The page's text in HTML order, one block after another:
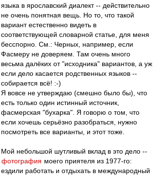
языка в ярославский диалект -- действительно
не очень понятная вещь. Но то, что такой
вариант естественно видеть в
соответствующей словарной статье, для меня
бесспорно. См.: Черных, например, если
Фасмеру не доверяем. Там очень много
весьма далёких от "исходника" вариантов, а уж
если дело касается родственных языков --
собирается всё! :-)
Я вовсе не утверждаю (смешно было бы), что
есть только один истинный источник,
фасмерская "бухарка". Я говорю о том, что
если хочешь серьёзно разобраться, нужно
посмотреть все варианты, и этот тоже.
Мой небольшой шутливый вклад в это дело --
фотография моего приятеля из 1977-го:
ездили работать и отдыхать в международный